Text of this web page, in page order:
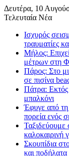
Δευτέρα, 10
Τελευταία Νέα
Ισχυρός
τραυματίες
Μήλος:
μέτρων στη
Πάρος: Στο
σε πισίνα
Πάτρα: Εκτός
μπαλκόνι
Έφυγε από τη
πορεία ενός
Ταξιδεύουμε
καλοκαιρινή
Σκουπίδια
και ποδήλατα